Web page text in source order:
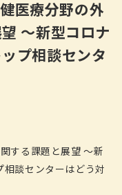
医療分野の外
～新型コロナ
プ相談センタ
する課題と展望 ～新
談センターはどう対